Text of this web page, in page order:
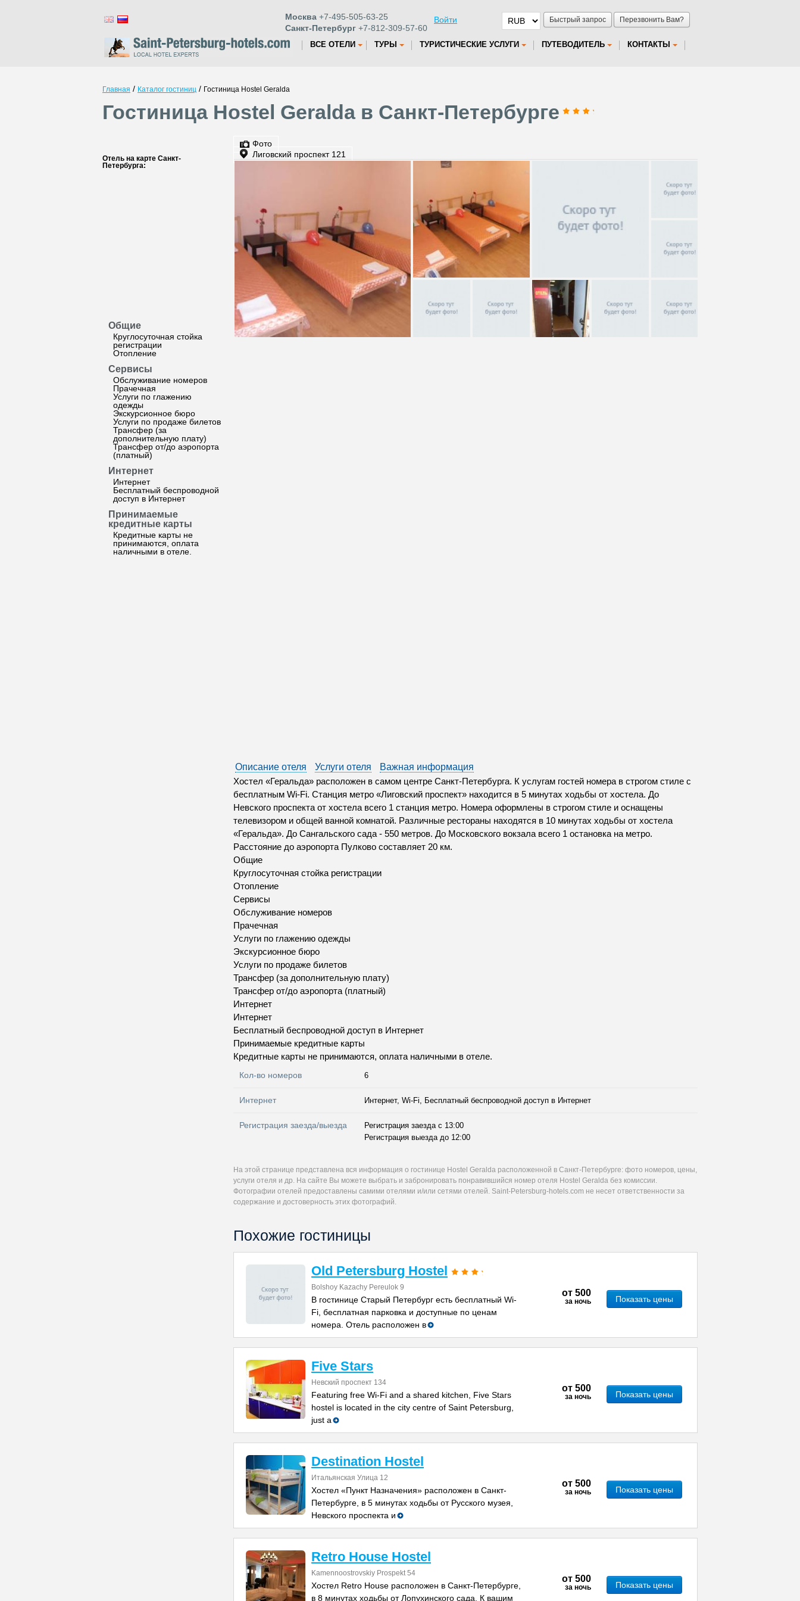
Быстрый запрос Перезвонить Вам?
Москва +7-495-505-63-25
Санкт-Петербург +7-812-309-57-60
Войти
ВСЕ ОТЕЛИ ТУРЫ ТУРИСТИЧЕСКИЕ УСЛУГИ ПУТЕВОДИТЕЛЬ КОНТАКТЫ
Главная / Каталог гостиниц / Гостиница Hostel Geralda
Гостиница Hostel Geralda в Санкт-Петербурге
Отель на карте Санкт-
Петербурга:
Общие
Круглосуточная стойка
регистрации
Отопление
Сервисы
Обслуживание номеров
Прачечная
Услуги по глажению
одежды
Экскурсионное бюро
Услуги по продаже билетов
Трансфер (за
дополнительную плату)
Трансфер от/до аэропорта
(платный)
Интернет
Интернет
Бесплатный беспроводной
доступ в Интернет
Принимаемые
кредитные карты
Кредитные карты не
принимаются, оплата
наличными в отеле.
Фото
Лиговский проспект 121
Описание отеля Услуги отеля
Важная информация
Хостел «Геральда» расположен в самом центре Санкт-Петербурга. К услугам гостей номера в строгом стиле с
бесплатным Wi-Fi. Станция метро «Лиговский проспект» находится в 5 минутах ходьбы от хостела. До
Невского проспекта от хостела всего 1 станция метро. Номера оформлены в строгом стиле и оснащены
телевизором и общей ванной комнатой. Различные рестораны находятся в 10 минутах ходьбы от хостела
«Геральда». До Сангальского сада - 550 метров. До Московского вокзала всего 1 остановка на метро.
Расстояние до аэропорта Пулково составляет 20 км.
Общие
Круглосуточная стойка регистрации
Отопление
Сервисы
Обслуживание номеров
Прачечная
Услуги по глажению одежды
Экскурсионное бюро
Услуги по продаже билетов
Трансфер (за дополнительную плату)
Трансфер от/до аэропорта (платный)
Интернет
Интернет
Бесплатный беспроводной доступ в Интернет
Принимаемые кредитные карты
Кредитные карты не принимаются, оплата наличными в отеле.
Кол-во номеров 6
Интернет Интернет, Wi-Fi, Бесплатный беспроводной доступ в Интернет
Регистрация заезда/выезда
Регистрация заезда с 13:00
Регистрация выезда до 12:00
На этой странице представлена вся информация о гостинице Hostel Geralda расположенной в Санкт-Петербурге: фото номеров, цены,
услуги отеля и др. На сайте Вы можете выбрать и забронировать понравившийся номер отеля Hostel Geralda без комиссии.
Фотографии отелей предоставлены самими отелями и/или сетями отелей. Saint-Petersburg-hotels.com не несет ответственности за
содержание и достоверность этих фотографий.
Похожие гостиницы
Old Petersburg Hostel
Bolshoy Kazachy Pereulok 9
В гостинице Старый Петербург есть бесплатный Wi-
Fi, бесплатная парковка и доступные по ценам
номера. Отель расположен в
от 500
за ночь Показать цены
Five Stars
Невский проспект 134
Featuring free Wi-Fi and a shared kitchen, Five Stars
hostel is located in the city centre of Saint Petersburg,
just a
от 500
за ночь Показать цены
Destination Hostel
Итальянская Улица 12
Хостел «Пункт Назначения» расположен в Санкт-
Петербурге, в 5 минутах ходьбы от Русского музея,
Невского проспекта и
от 500
за ночь Показать цены
Retro House Hostel
Kamennoostrovskiy Prospekt 54
Хостел Retro House расположен в Санкт-Петербурге,
в 8 минутах ходьбы от Лопухинского сада. К вашим
от 500
за ночь Показать цены